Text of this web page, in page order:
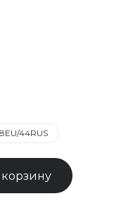
44RUS